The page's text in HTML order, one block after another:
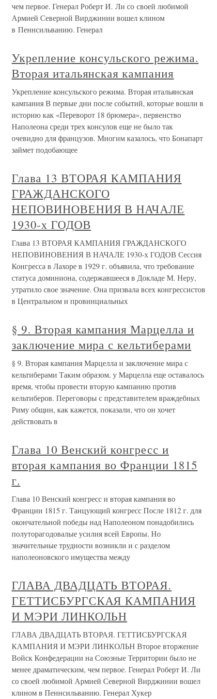
чем первое. Генерал Роберт И. Ли со своей любимой
Армией Северной Вирджинии вошел клином
в Пеннсильванию. Генерал
Укрепление консульского режима.
Вторая итальянская кампания
Укрепление консульского режима. Вторая итальянская
кампания В первые дни после событий, которые вошли в
историю как «Переворот 18 брюмера», первенство
Наполеона среди трех консулов еще не было так
очевидно для французов. Многим казалось, что Бонапарт
займет подобающее
Глава 13 ВТОРАЯ КАМПАНИЯ
ГРАЖДАНСКОГО
НЕПОВИНОВЕНИЯ В НАЧАЛЕ
1930-х ГОДОВ
Глава 13 ВТОРАЯ КАМПАНИЯ ГРАЖДАНСКОГО
НЕПОВИНОВЕНИЯ В НАЧАЛЕ 1930-х ГОДОВ Сессия
Конгресса в Лахоре в 1929 г. объявила, что требование
статуса доминиона, содержавшееся в Докладе М. Неру,
утратило свое значение. Она призвала всех конгрессистов
в Центральном и провинциальных
§ 9. Вторая кампания Марцелла и
заключение мира с кельтиберами
§ 9. Вторая кампания Марцелла и заключение мира с
кельтиберами Таким образом, у Марцелла еще оставалось
время, чтобы провести вторую кампанию против
кельтиберов. Переговоры с представителем враждебных
Риму общин, как кажется, показали, что он хочет
действовать в
Глава 10 Венский конгресс и
вторая кампания во Франции 1815
г.
Глава 10 Венский конгресс и вторая кампания во
Франции 1815 г. Танцующий конгресс После 1812 г. для
окончательной победы над Наполеоном понадобились
полуторагодовалые усилия всей Европы. Но
значительные трудности возникли и с разделом
наполеоновского имущества между
ГЛАВА ДВАДЦАТЬ ВТОРАЯ.
ГЕТТИСБУРГСКАЯ КАМПАНИЯ
И МЭРИ ЛИНКОЛЬН
ГЛАВА ДВАДЦАТЬ ВТОРАЯ. ГЕТТИСБУРГСКАЯ
КАМПАНИЯ И МЭРИ ЛИНКОЛЬН Второе вторжение
Войск Конфедерации на Союзные Территории было не
менее драматическим, чем первое. Генерал Роберт И. Ли
со своей любимой Армией Северной Вирджинии вошел
клином в Пеннсильванию. Генерал Хукер